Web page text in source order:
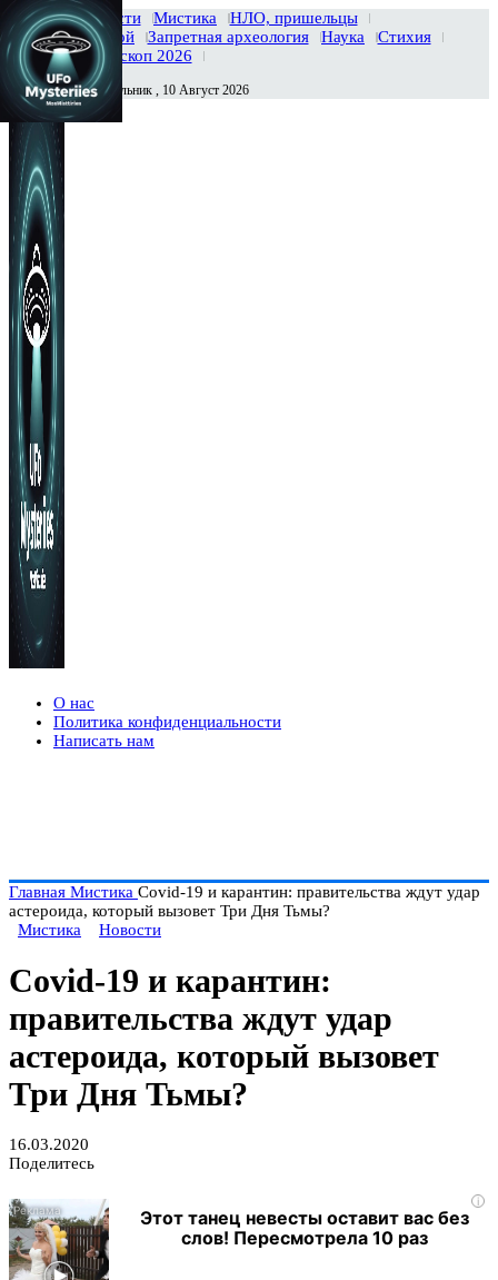
Главная Новости Мистика
НЛО, пришельцы
Тайны вселенной
Запретная археология Наука
Стихия
История
Гороскоп 2026
Сегодня Понедельник , 10 Август 2026
О нас
Политика конфиденциальности
Написать нам
Главная Мистика Covid-19 и карантин: правительства ждут удар
астероида, который вызовет Три Дня Тьмы?
Мистика
Новости
Covid-19 и карантин:
правительства ждут удар
астероида, который вызовет
Три Дня Тьмы?
16.03.2020
Поделитесь
i
Этот танец невесты оставит вас без
слов! Пересмотрела 10 раз